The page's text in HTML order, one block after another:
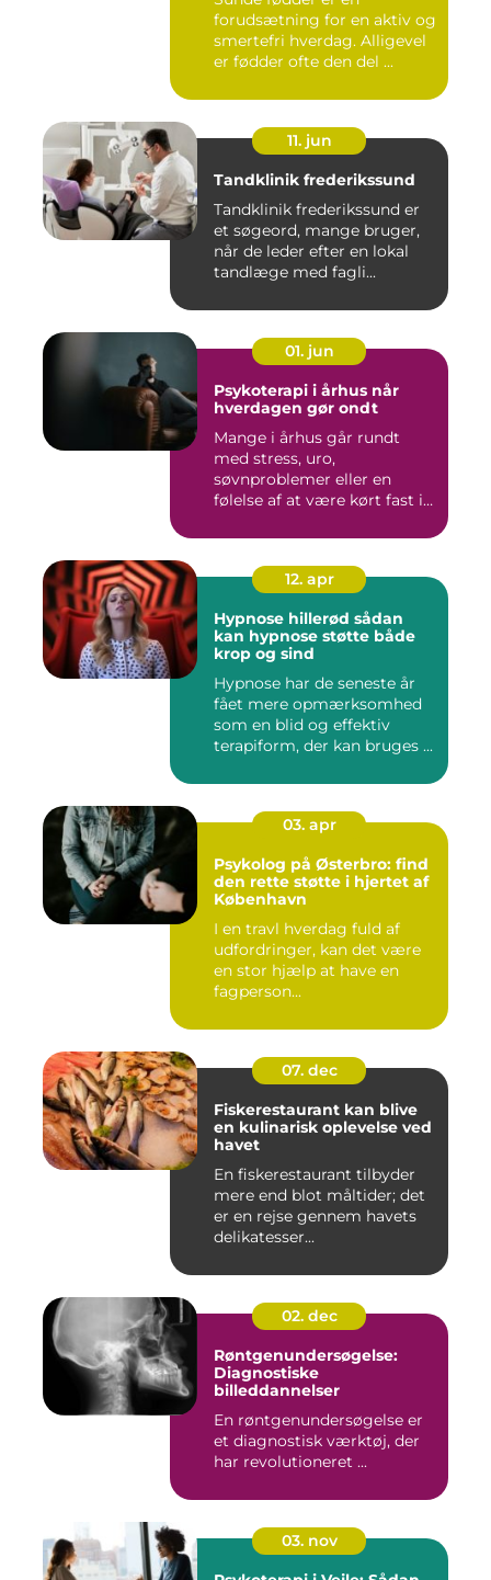
forudsætning for en aktiv og
smertefri hverdag. Alligevel
er fødder ofte den del ...
11. jun
Tandklinik frederikssund
Tandklinik frederikssund er
et søgeord, mange bruger,
når de leder efter en lokal
tandlæge med fagli...
01. jun
Psykoterapi i århus når
hverdagen gør ondt
Mange i århus går rundt
med stress, uro,
søvnproblemer eller en
følelse af at være kørt fast i
12. apr
Hypnose hillerød sådan
kan hypnose støtte både
krop og sind
Hypnose har de seneste år
fået mere opmærksomhed
som en blid og effektiv
terapiform, der kan bruges ...
03. apr
Psykolog på Østerbro: find
den rette støtte i hjertet af
København
I en travl hverdag fuld af
udfordringer, kan det være
en stor hjælp at have en
fagperson...
07. dec
Fiskerestaurant kan blive
en kulinarisk oplevelse ved
havet
En fiskerestaurant tilbyder
mere end blot måltider; det
er en rejse gennem havets
delikatesser...
02. dec
Røntgenundersøgelse:
Diagnostiske
billeddannelser
En røntgenundersøgelse er
et diagnostisk værktøj, der
har revolutioneret ...
03. nov